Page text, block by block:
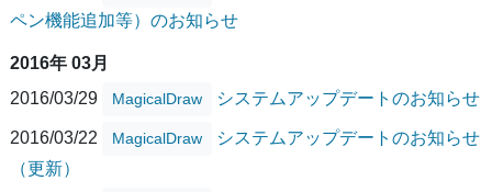
ペン機能追加等）のお知らせ
2016年 03月
2016/03/29
MagicalDraw システムアップデートのお知らせ
2016/03/22 MagicalDraw
システムアップデートのお知らせ
（更新）